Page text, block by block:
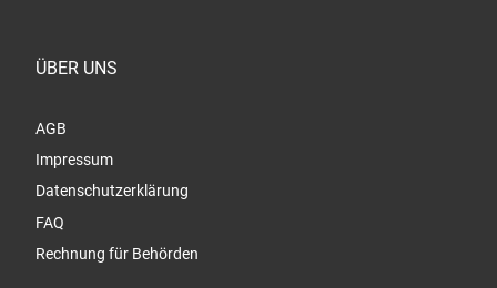
ÜBER UNS
AGB
Impressum
Datenschutzerklärung
FAQ
Rechnung für Behörden